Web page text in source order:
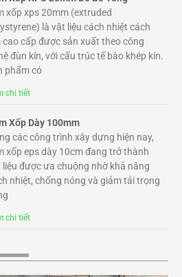
xốp xps 20mm (extruded
là vật liệu cách nhiệt cách
cao cấp được sản xuất theo công
đùn kín, với cấu trúc tế bào khép kín.
phẩm có
chi tiết
Xốp Dày 100mm
các công trình xây dựng hiện nay,
xốp eps dày 10cm đang trở thành
liệu được ưa chuộng nhờ khả năng
nhiệt, chống nóng và giảm tải trọng
chi tiết